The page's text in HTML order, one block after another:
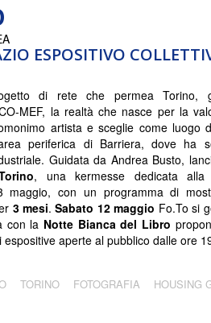
ESPOSITIVO
di rete che permea Torino,
MEF, la realtà che nasce per la
artista e sceglie come luogo
periferica di Barriera, dove ha
Guidata da Andrea Busto,
, una kermesse dedicata alla
maggio, con un programma di
3 mesi. Sabato 12 maggio Fo.To si
con la Notte Bianca del Libro
espositive aperte al pubblico dalle ore
TORINO FOTOGRAFIA HOUSING